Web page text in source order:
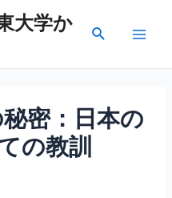
大学か
検
密：日本の
の教訓